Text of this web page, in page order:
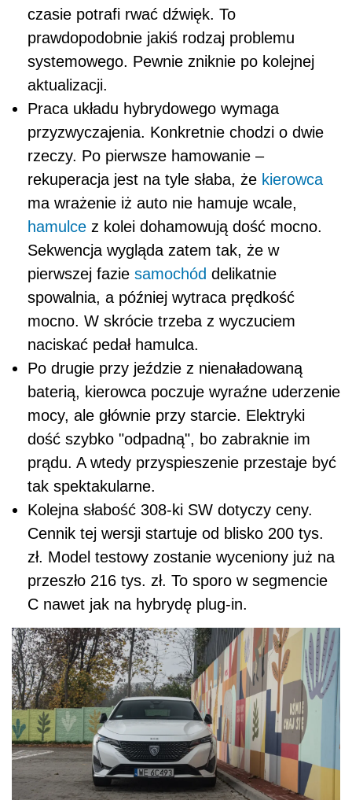
czasie potrafi rwać dźwięk. To
prawdopodobnie jakiś rodzaj problemu
systemowego. Pewnie zniknie po kolejnej
aktualizacji.
Praca układu hybrydowego wymaga
przyzwyczajenia. Konkretnie chodzi o dwie
rzeczy. Po pierwsze hamowanie –
rekuperacja jest na tyle słaba, że kierowca
ma wrażenie iż auto nie hamuje wcale,
hamulce z kolei dohamowują dość mocno.
Sekwencja wygląda zatem tak, że w
pierwszej fazie samochód delikatnie
spowalnia, a później wytraca prędkość
mocno. W skrócie trzeba z wyczuciem
naciskać pedał hamulca.
Po drugie przy jeździe z nienaładowaną
baterią, kierowca poczuje wyraźne uderzenie
mocy, ale głównie przy starcie. Elektryki
dość szybko "odpadną", bo zabraknie im
prądu. A wtedy przyspieszenie przestaje być
tak spektakularne.
Kolejna słabość 308-ki SW dotyczy ceny.
Cennik tej wersji startuje od blisko 200 tys.
zł. Model testowy zostanie wyceniony już na
przeszło 216 tys. zł. To sporo w segmencie
C nawet jak na hybrydę plug-in.